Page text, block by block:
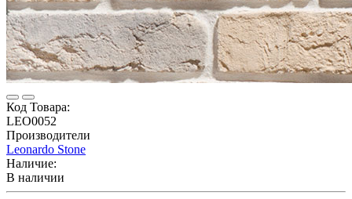
Код Товара:
LEO0052
Производители
Leonardo Stone
Наличие:
В наличии